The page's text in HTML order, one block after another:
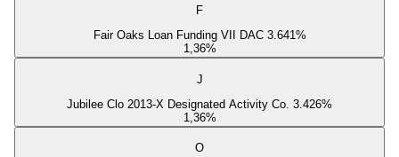
F
Fair Oaks Loan Funding VII DAC 3.641%
1,36%
J
Jubilee Clo 2013-X Designated Activity Co. 3.426%
1,36%
O